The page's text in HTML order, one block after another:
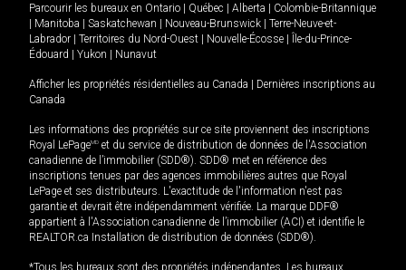
Parcourir les bureaux en Ontario Québec Alberta
Colombie-Britannique
Manitoba Saskatchewan Nouveau-Brunswick
Terre-Neuve-et-
Labrador
Territoires du Nord-Ouest Nouvelle-Écosse
Île-du-Prince-
Édouard
Yukon Nunavut
Afficher les propriétés résidentielles au Canada
Dernières inscriptions au
Canada
Les informations des propriétés sur ce site proviennent des inscriptions
Royal LePageMD et du service de distribution de données de l'Association
canadienne de l’immobilier (SDD®). SDD® met en référence des
inscriptions tenues par des agences immobilières autres que Royal
LePage et ses distributeurs. L'exactitude de l'information n'est pas
garantie et devrait être indépendamment vérifiée. La marque DDF®
appartient à l'Association canadienne de l’immobilier (ACI) et identifie le
REALTOR.ca Installation de distribution de données (SDD®).
*Tous les bureaux sont des propriétés indépendantes. Les bureaux